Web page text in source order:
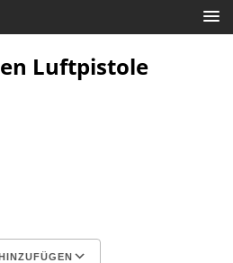
Luftpistole